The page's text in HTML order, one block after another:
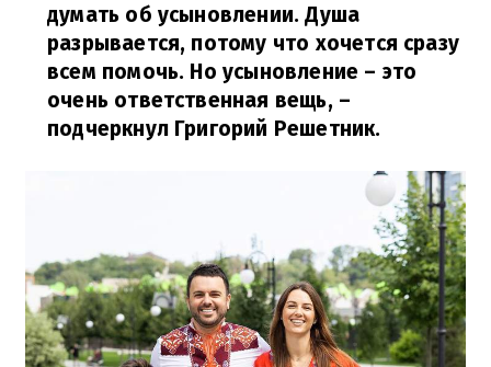
думать об усыновлении. Душа
разрывается, потому что хочется сразу
всем помочь. Но усыновление – это
очень ответственная вещь, –
подчеркнул Григорий Решетник.